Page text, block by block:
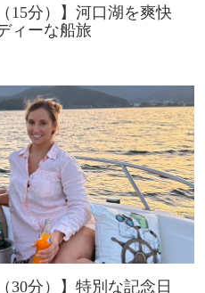
15分）】河口湖を爽快
ィーな船旅
30分）】特別な記念日